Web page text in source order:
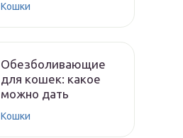
Кошки
Обезболивающие
для кошек: какое
можно дать
Кошки